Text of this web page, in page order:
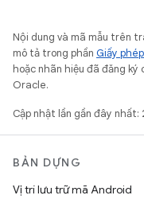
Nội dung và mã mẫu trên
mô tả trong phần Giấy
hoặc nhãn hiệu đã đăng
Oracle.
Cập nhật lần gần đây
BẢN DỰNG
Vị trí lưu trữ mã Android